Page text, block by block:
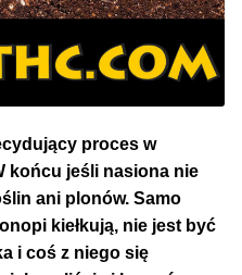
proces w
końcu jeśli nasiona nie
ani plonów. Samo
kiełkują, nie jest być
i coś z niego się